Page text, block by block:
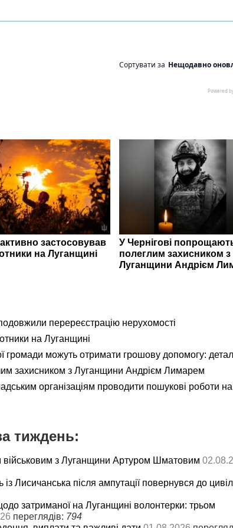
застосовував
на Луганщині
У Чернігові
полеглим захисником з
Луганщини Андрієм
перереєстрацію нерухомості
на Луганщині
громади можуть отримати грошову допомогу:
захисником з Луганщини Андрієм Лимарем
організаціям проводити пошукові роботи на
тиждень:
військовим з Луганщини Артуром Шматовим
Лисичанська після ампутації повернувся до
затриманої на Луганщині волонтерки: трьом
переглядів: 794